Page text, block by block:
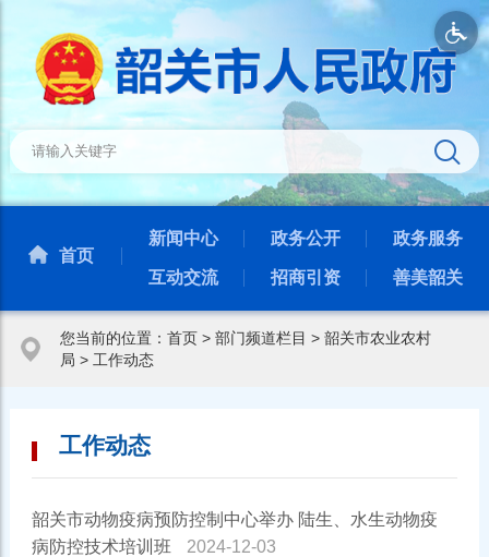
首页
新闻中心 政务公开 政务服务
互动交流 招商引资 善美韶关
您当前的位置： 首页> 部门频道栏目 > 韶关市农业农村
局 > 工作动态
工作动态
韶关市动物疫病预防控制中心举办 陆生、水生动物疫
病防控技术培训班
2024-12-03